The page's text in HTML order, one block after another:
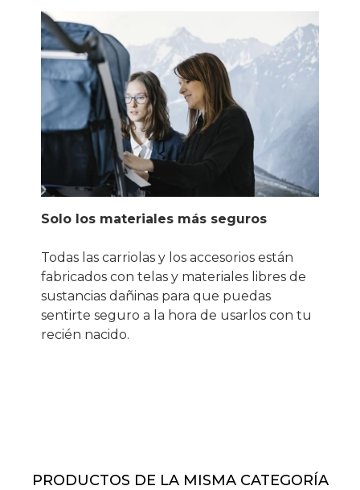
Solo los materiales más seguros
Todas las carriolas y los accesorios están
fabricados con telas y materiales libres de
sustancias dañinas para que puedas
sentirte seguro a la hora de usarlos con tu
recién nacido.
PRODUCTOS DE LA MISMA CATEGORÍA